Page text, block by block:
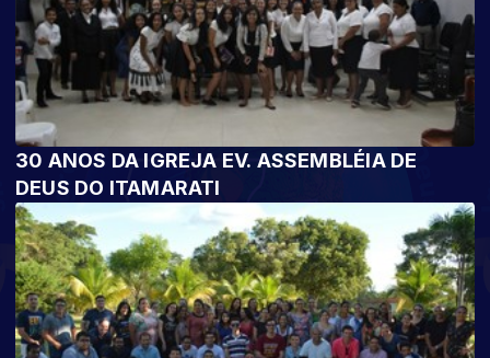
30 ANOS DA IGREJA EV. ASSEMBLÉIA DE
DEUS DO ITAMARATI